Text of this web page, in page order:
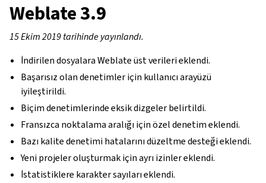
Weblate 3.9
15 Ekim 2019 tarihinde yayınlandı.
İndirilen dosyalara Weblate üst verileri eklendi.
Başarısız olan denetimler için kullanıcı arayüzü
iyileştirildi.
Biçim denetimlerinde eksik dizgeler belirtildi.
Fransızca noktalama aralığı için özel denetim eklendi.
Bazı kalite denetimi hatalarını düzeltme desteği eklendi.
Yeni projeler oluşturmak için ayrı izinler eklendi.
İstatistiklere karakter sayıları eklendi.